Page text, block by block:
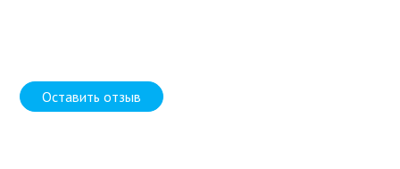
Оставить отзыв